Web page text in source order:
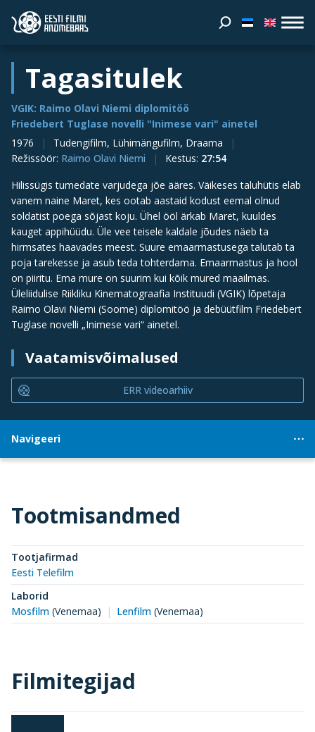
Tagasitulek
VGIK: Raimo Olavi Niemi diplomitöö
Friedebert Tuglase novelli "Inimese vari" ainetel
1976
Tudengifilm, Lühimängufilm, Draama
Režissöör: Raimo Olavi Niemi Kestus: 27:54
Hilissügis tumedate varjudega jõe ääres. Väikeses taluhütis elab
vanem naine Maret, kes ootab aastaid kodust eemal olnud
soldatist poega sõjast koju. Ühel ööl ärkab Maret, kuuldes
kauget appihüüdu. Üle vee teisele kaldale jõudes näeb ta
hirmsates haavades meest. Suure emaarmastusega talutab ta
poja tarekesse ja asub teda tohterdama. Emaarmastus ja hool
on piiritu. Ema mure on suurim kui kõik mured maailmas.
Üleliidulise Riikliku Kinematograafia Instituudi (VGIK) lõpetaja
Raimo Olavi Niemi (Soome) diplomitöö ja debüütfilm Friedebert
Tuglase novelli „Inimese vari“ ainetel.
Vaatamisvõimalused
ERR videoarhiiv
Navigeeri
Tootmisandmed
Tootjafirmad
Eesti Telefilm
Laborid
Mosfilm (Venemaa) Lenfilm(Venemaa)
Filmitegijad